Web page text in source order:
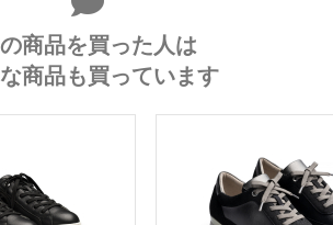
商品を買った人は
商品も買っています